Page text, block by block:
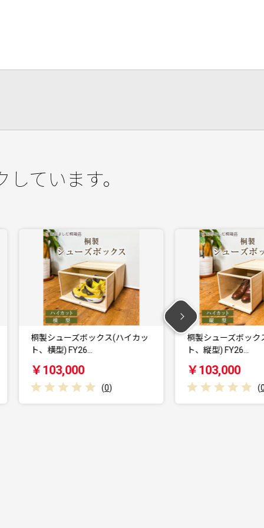
ています。
桐製シューズボックス(ハイカッ
ト、縦型) FY26…
￥103,000
桐製シューズボ
ト、横型) FY26…
￥88,000